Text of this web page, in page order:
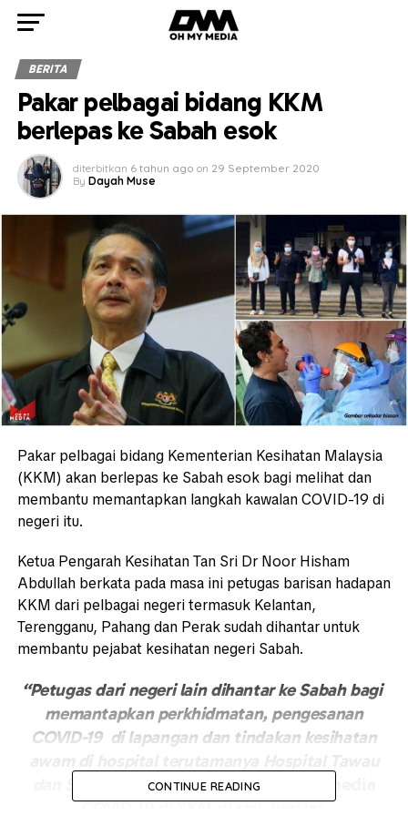
BERITA
Pakar pelbagai bidang KKM
berlepas ke Sabah esok
diterbitkan 6 tahun ago on 29 September 2020
By Dayah Muse
Pakar pelbagai bidang Kementerian Kesihatan Malaysia
(KKM) akan berlepas ke Sabah esok bagi melihat dan
membantu memantapkan langkah kawalan COVID-19 di
negeri itu.
Ketua Pengarah Kesihatan Tan Sri Dr Noor Hisham
Abdullah berkata pada masa ini petugas barisan hadapan
KKM dari pelbagai negeri termasuk Kelantan,
Terengganu, Pahang dan Perak sudah dihantar untuk
membantu pejabat kesihatan negeri Sabah.
“Petugas dari negeri lain dihantar ke Sabah bagi
memantapkan perkhidmatan, pengesanan
COVID-19 di lapangan dan tindakan kesihatan
dan Semporna,”katanya pada sidang media
COVID-19 di KKM di sini, hari ini.
CONTINUE READING